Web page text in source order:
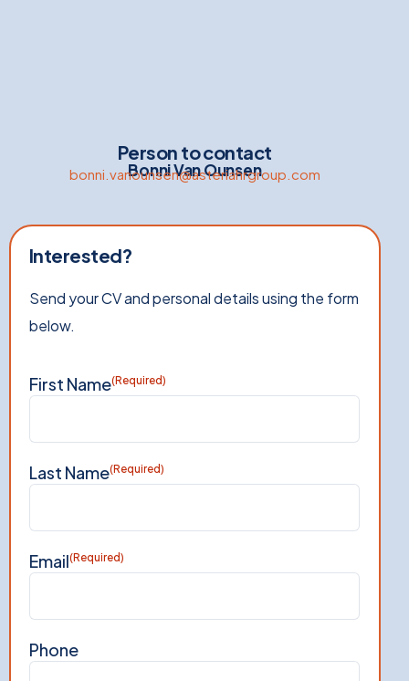
Person to contact
Bonni Van Ounsen
bonni.vanounsen@asteriahrgroup.com
Interested?
Send your CV and personal details using the form
below.
First Name(Required)
Last Name(Required)
Email(Required)
Phone